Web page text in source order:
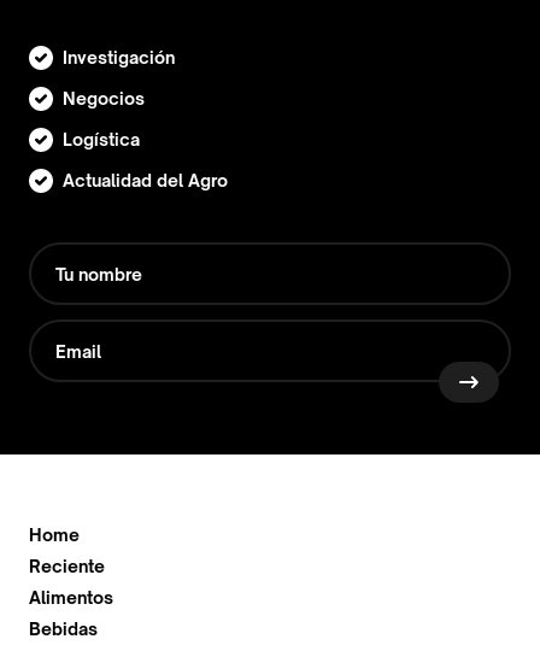
Investigación
Negocios
Logística
Actualidad del Agro
Home
Reciente
Alimentos
Bebidas